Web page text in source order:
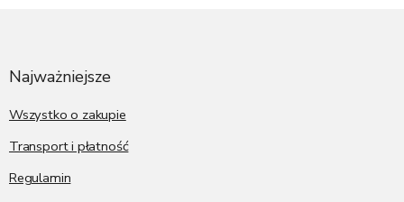
Najważniejsze
Wszystko o zakupie
Transport i płatność
Regulamin